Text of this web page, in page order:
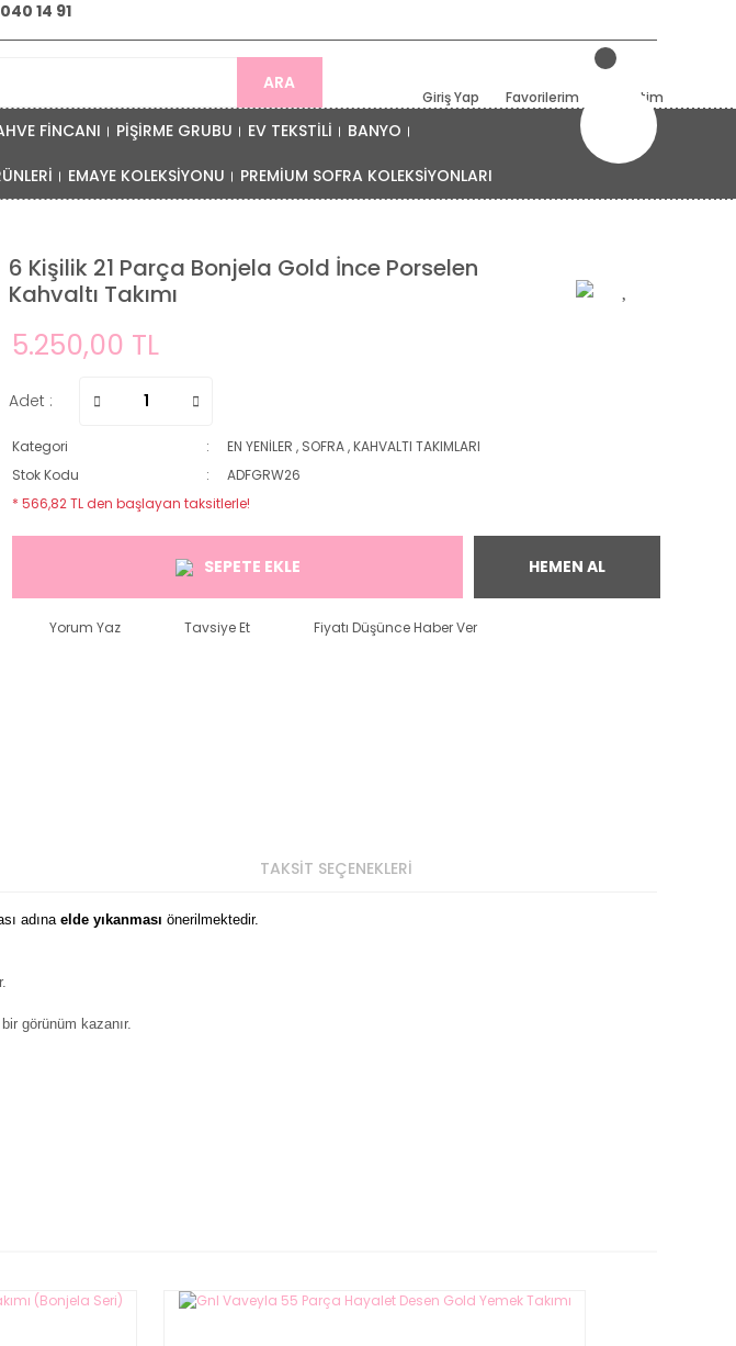
14 91
ARA
Giriş Yap Favorilerim Sepetim
FİNCANI PİŞİRME GRUBU EV TEKSTİLİ BANYO
EMAYE KOLEKSİYONU PREMİUM SOFRA KOLEKSİYONLARI
6 Kişilik 21 Parça Bonjela Gold İnce Porselen
Kahvaltı Takımı
5.250,00 TL
Adet :
Kategori EN YENİLER , SOFRA,KAHVALTI TAKIMLARI
Stok Kodu
ADFGRW26
* 566,82 TL den başlayan taksitlerle!
SEPETE EKLE HEMEN AL
Yorum Yaz Tavsiye Et Fiyatı Düşünce Haber Ver
TAKSİT SEÇENEKLERİ
adına elde yıkanması önerilmektedir.
görünüm kazanır.